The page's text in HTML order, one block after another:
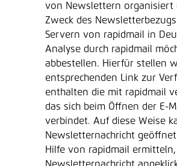
von Newslettern organisiert
Zweck des
Servern von rapidmail in
Analyse durch rapidmail
abbestellen. Hierfür stellen
entsprechenden Link zur
enthalten die mit rapidmail
das sich beim Öffnen der E-
verbindet. Auf diese Weise
Newsletternachricht
Hilfe von rapidmail
Newsletternachricht